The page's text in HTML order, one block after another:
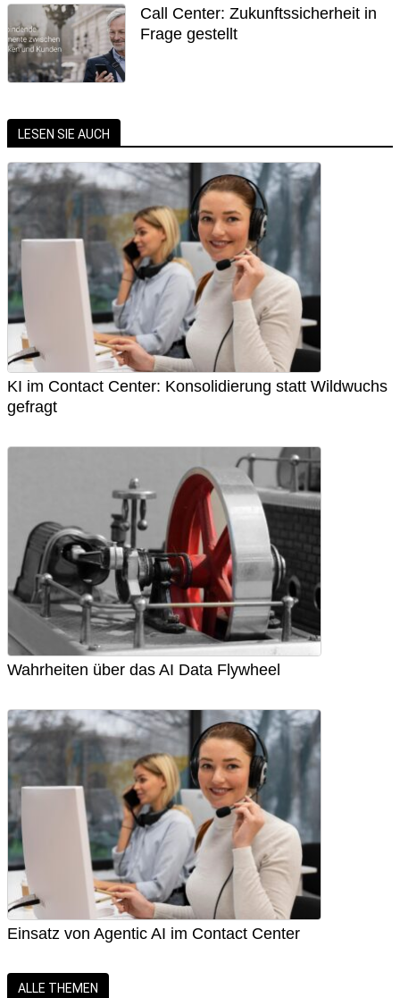
Call Center: Zukunftssicherheit in
Frage gestellt
LESEN SIE AUCH
KI im Contact Center: Konsolidierung statt Wildwuchs
gefragt
Wahrheiten über das AI Data Flywheel
Einsatz von Agentic AI im Contact Center
ALLE THEMEN